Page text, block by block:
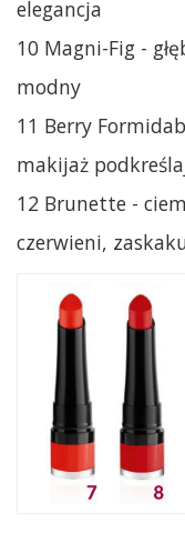
elegancja
10 Magni-Fig -
modny
11 Berry
makijaż
12 Brunette -
czerwieni,